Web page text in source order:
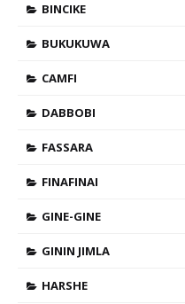
BINCIKE
BUKUKUWA
CAMFI
DABBOBI
FASSARA
FINAFINAI
GINE-GINE
GININ JIMLA
HARSHE